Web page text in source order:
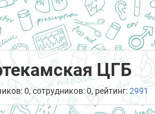
ЦГБ
0, сотрудников: 0, рейтинг:2991